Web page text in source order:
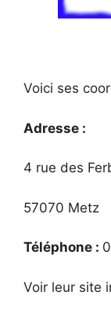
Voici ses
Adresse :
4 rue des
57070 Metz
Téléphone :
Voir leur site